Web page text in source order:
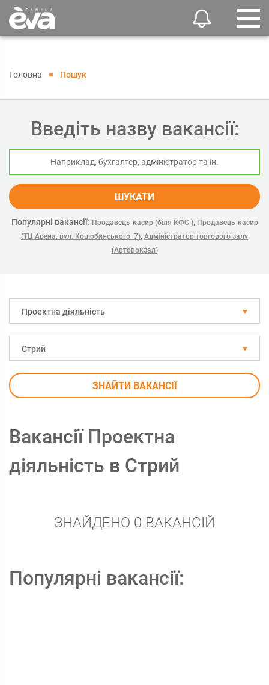
Головна Пошук
Введіть назву вакансії:
ШУКАТИ
Популярні вакансії: Продавець-касир (біля КФС ), Продавець-касир
(ТЦ Арена, вул. Коцюбинського, 7), Адміністратор торгового залу
(Автовокзал)
Проектна діяльність
Стрий
ЗНАЙТИ ВАКАНСІЇ
Вакансії Проектна
діяльність в Стрий
ЗНАЙДЕНО 0 ВАКАНСІЙ
Популярні вакансії: